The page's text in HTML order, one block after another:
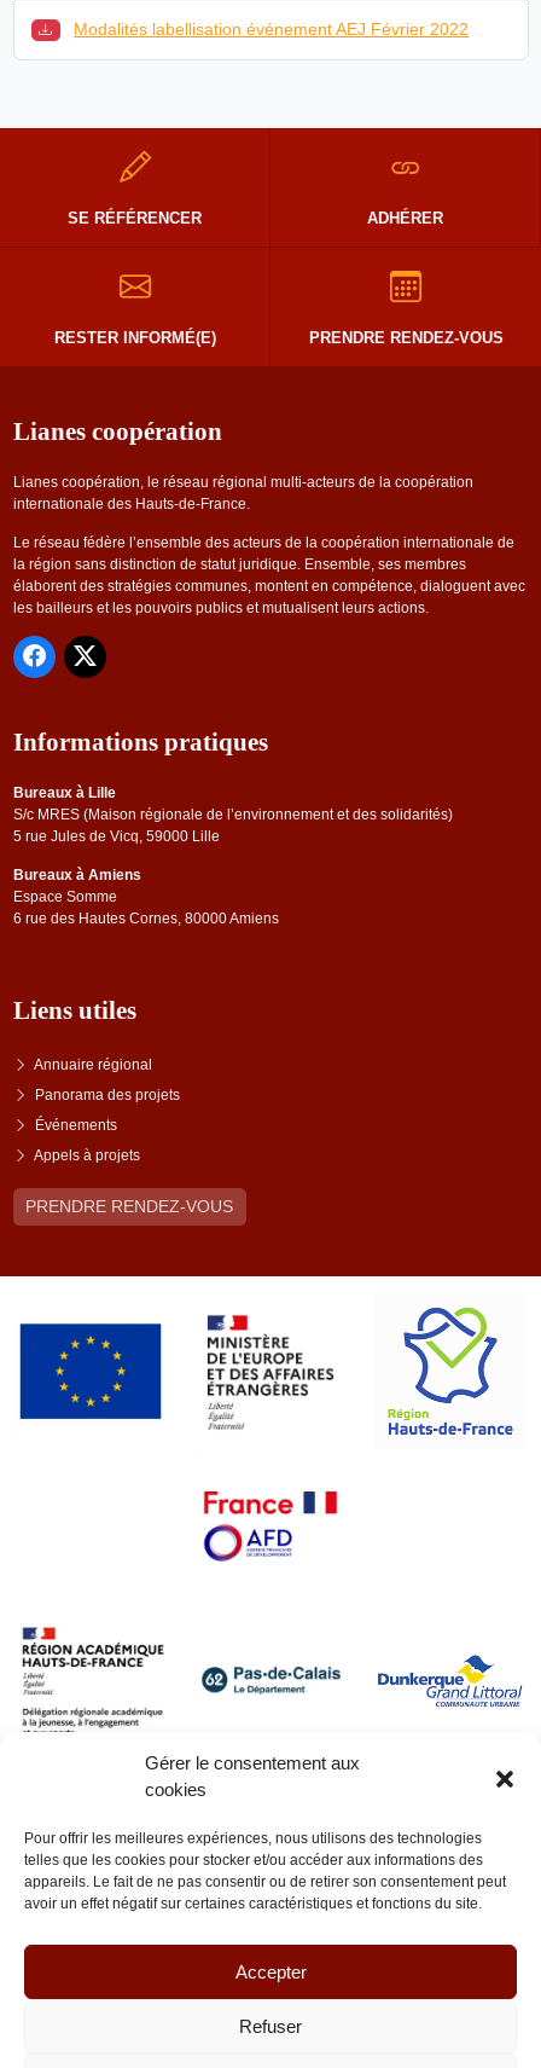
Gérer le consentement aux
cookies
Pour offrir les meilleures expériences, nous utilisons des technologies
telles que les cookies pour stocker et/ou accéder aux informations des
appareils. Le fait de ne pas consentir ou de retirer son consentement peut
avoir un effet négatif sur certaines caractéristiques et fonctions du site.
Accepter
Refuser
Modalités labellisation événement AEJ Février 2022
SE RÉFÉRENCER ADHÉRER
RESTER INFORMÉ(E) PRENDRE RENDEZ-VOUS
Lianes coopération
Lianes coopération, le réseau régional multi-acteurs de la coopération
internationale des Hauts-de-France.
Le réseau fédère l’ensemble des acteurs de la coopération internationale de
la région sans distinction de statut juridique. Ensemble, ses membres
élaborent des stratégies communes, montent en compétence, dialoguent avec
les bailleurs et les pouvoirs publics et mutualisent leurs actions.
Informations pratiques
Bureaux à Lille
S/c MRES (Maison régionale de l’environnement et des solidarités)
5 rue Jules de Vicq, 59000 Lille
Bureaux à Amiens
Espace Somme
6 rue des Hautes Cornes, 80000 Amiens
Liens utiles
Annuaire régional
Panorama des projets
Événements
Appels à projets
PRENDRE RENDEZ-VOUS